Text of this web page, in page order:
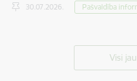
30.07.2026. Pašvaldība
Visi